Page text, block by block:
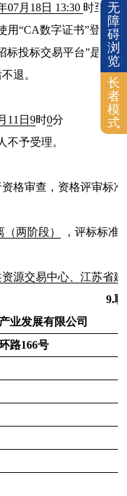
07月18日 13:30 时至
用“CA数字证书”登录“
投标交易平台”是指：
退。
11日9时0分
不予受理。
格审查，资格评审标
两阶段）
，评标标准
源交易中心、江苏省
9.
业发展有限公司
路166号
无
障
碍
浏
览
长
者
模
式